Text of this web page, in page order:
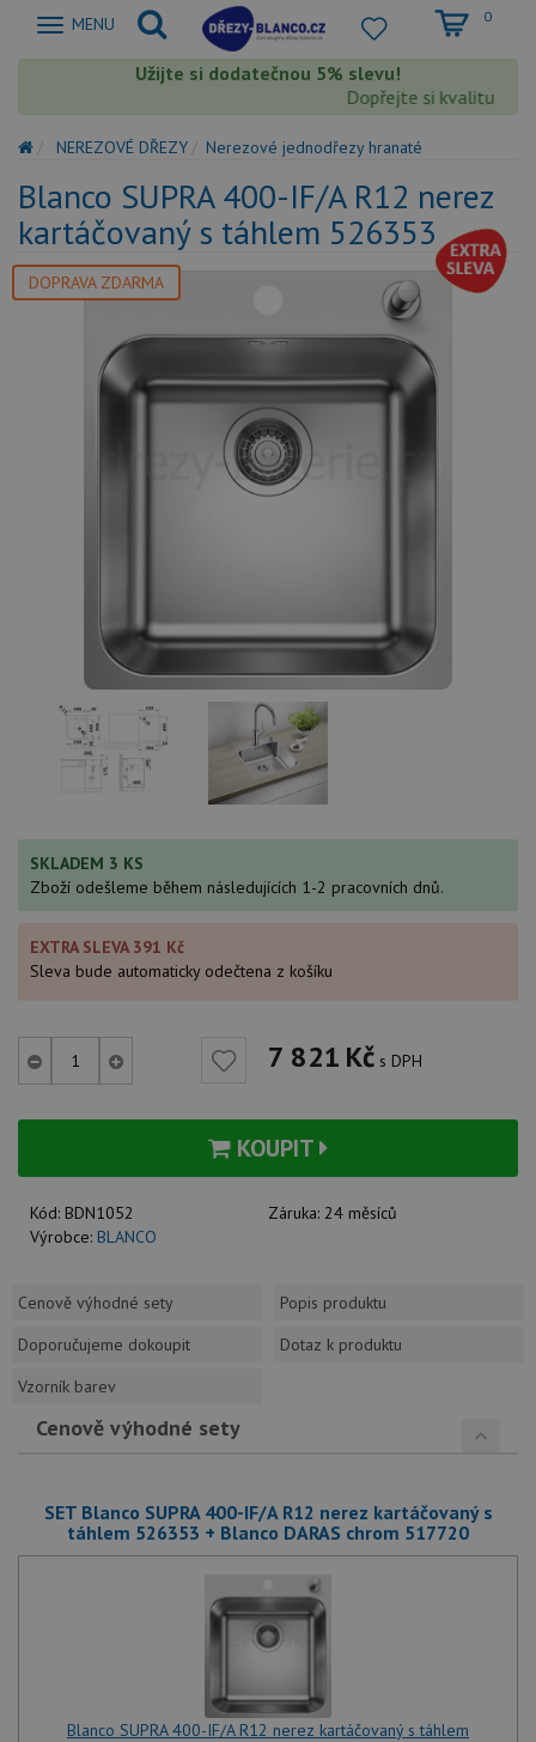
Zobrazit
MENU 0
Užijte si dodatečnou 5% slevu!
Dopřejte si kvalitu
NEREZOVÉ DŘEZY Nerezové jednodřezy hranaté
Blanco SUPRA 400-IF/A R12 nerez
kartáčovaný s táhlem 526353
DOPRAVA ZDARMA
SKLADEM 3 KS
Zboží odešleme během následujících 1-2 pracovních dnů.
EXTRA SLEVA 391 Kč
Sleva bude automaticky odečtena z košíku
7 821 Kč s DPH
KOUPIT
Kód: BDN1052 Záruka: 24 měsíců
Výrobce: BLANCO
Cenově výhodné sety
Popis produktu
Doporučujeme dokoupit
Dotaz k produktu
Vzorník barev
Cenově výhodné sety
SET Blanco SUPRA 400-IF/A R12 nerez kartáčovaný s
táhlem 526353 + Blanco DARAS chrom 517720
Blanco SUPRA 400-IF/A R12 nerez kartáčovaný s táhlem